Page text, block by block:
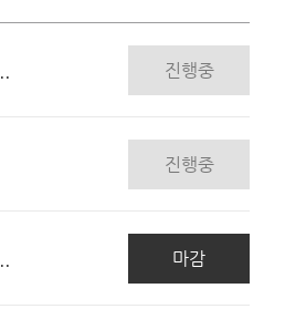
진행중
진행중
마감